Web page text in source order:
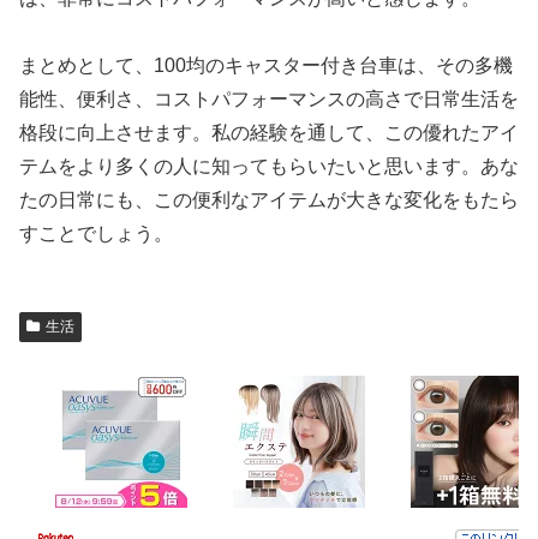
まとめとして、100均のキャスター付き台車は、その多機
能性、便利さ、コストパフォーマンスの高さで日常生活を
格段に向上させます。私の経験を通して、この優れたアイ
テムをより多くの人に知ってもらいたいと思います。あな
たの日常にも、この便利なアイテムが大きな変化をもたら
すことでしょう。
生活